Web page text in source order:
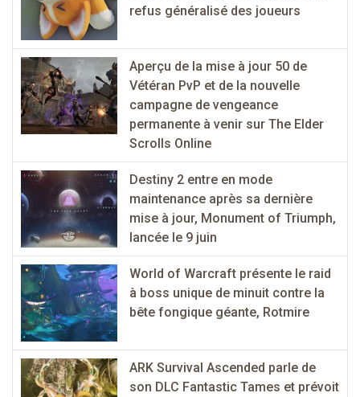
refus généralisé des joueurs
Aperçu de la mise à jour 50 de
Vétéran PvP et de la nouvelle
campagne de vengeance
permanente à venir sur The Elder
Scrolls Online
Destiny 2 entre en mode
maintenance après sa dernière
mise à jour, Monument of Triumph,
lancée le 9 juin
World of Warcraft présente le raid
à boss unique de minuit contre la
bête fongique géante, Rotmire
ARK Survival Ascended parle de
son DLC Fantastic Tames et prévoit